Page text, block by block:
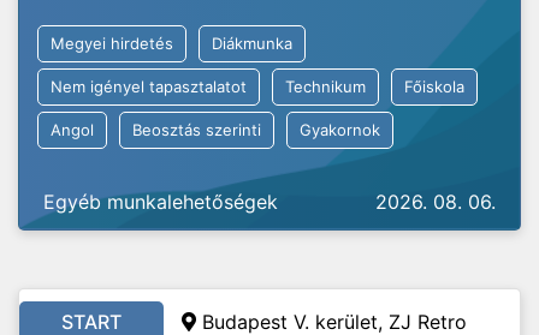
Megyei hirdetés Diákmunka
Nem igényel tapasztalatot Technikum Főiskola
Angol Beosztás szerinti Gyakornok
Egyéb munkalehetőségek 2026. 08. 06.
START Budapest V. kerület, ZJ Retro